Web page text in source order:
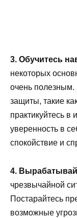
3. Обучитесь
некоторых
очень полезным.
защиты, такие
практикуйтесь в
уверенность в
спокойствие и
4.
чрезвычайной
Постарайтесь
возможные